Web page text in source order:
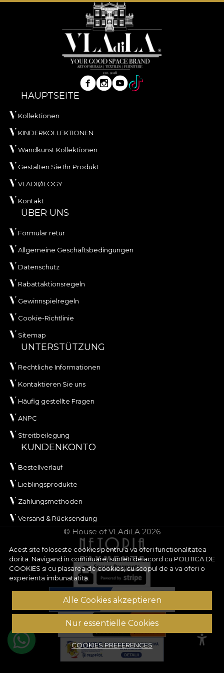
Acest site foloseste cookies pentru a va oferi functionalitatea
dorita. Navigand in continuare, sunteti de acord cu POLITICA DE
COOKIES si cu plasarea de cookies, cu scopul de a va oferi o
experienta imbunatatita.
Alle Cookies akzeptieren
Nur essentielle Cookies
COOKIES PREFERENCES
HAUPTSEITE
Kollektionen
KINDERKOLLEKTIONEN
Wandkunst Kollektionen
Gestalten Sie Ihr Produkt
VLADIØLOGY
Kontakt
ÜBER UNS
Formular retur
Allgemeine Geschäftsbedingungen
Datenschutz
Rabattaktionsregeln
Gewinnspielregeln
Cookie-Richtlinie
Sitemap
UNTERSTÜTZUNG
Rechtliche Informationen
Kontaktieren Sie uns
Häufig gestellte Fragen
ANPC
Streitbeilegung
KUNDENKONTO
Bestellverlauf
Lieblingsprodukte
Zahlungsmethoden
Versand & Rücksendung
© House of VLAdiLA 2026